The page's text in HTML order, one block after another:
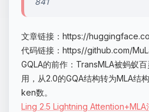
文章链接：https://
代码链接：https//github.com/
GQLA的前作：TransMLA被蚂蚁
用，从2.0的GQA结构转为MLA结
ken数。
Ling 2.5 Lightning Attention+MLA